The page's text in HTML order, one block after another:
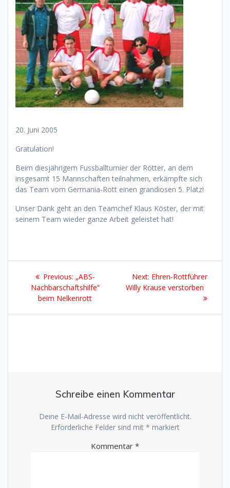
20. Juni 2005
Gratulation!
Beim diesjährigem Fussballturnier der Rötter, an dem
insgesamt 15 Mannschaften teilnahmen, erkämpfte sich
das Team vom Germania-Rott einen grandiosen 5. Platz!
Unser Dank geht an den Teamchef Klaus Köster, der mit
seinem Team wieder ganze Arbeit geleistet hat!
Beitragsnavigation
Previous: Previous
post:
„ABS-
Nachbarschaftshilfe“
beim Nelkenrott
Next: Next
post:
Ehren-Rottführer
Willy Krause verstorben
Schreibe einen Kommentar
Deine E-Mail-Adresse wird nicht veröffentlicht.
Erforderliche Felder sind mit * markiert
Kommentar *